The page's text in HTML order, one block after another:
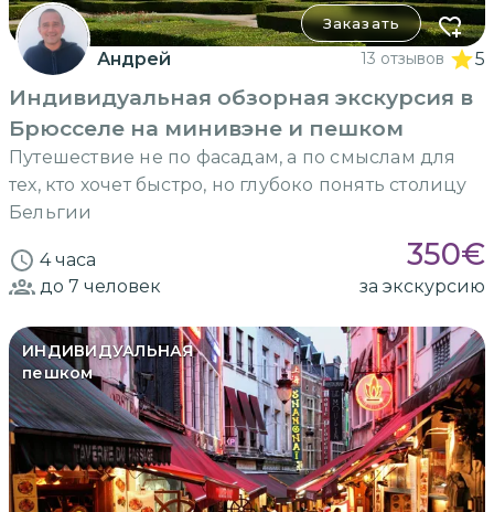
Заказать
Андрей 13 отзывов 5
Индивидуальная обзорная экскурсия в
Брюсселе на минивэне и пешком
Путешествие не по фасадам, а по смыслам для
тех, кто хочет быстро, но глубоко понять столицу
Бельгии
4 часа 350€
до 7 человек за экскурсию
ИНДИВИДУАЛЬНАЯ
пешком